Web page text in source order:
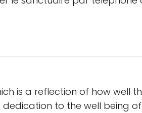
is a reflection of how well
to the well being